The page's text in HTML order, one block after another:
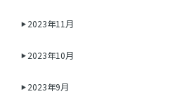
2023年11月
2023年10月
2023年9月